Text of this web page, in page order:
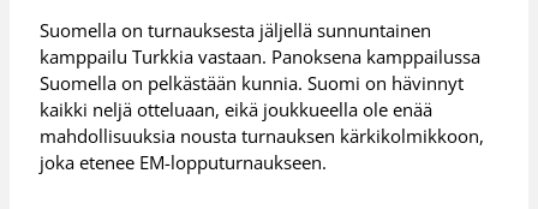
Suomella on turnauksesta jäljellä sunnuntainen
kamppailu Turkkia vastaan. Panoksena kamppailussa
Suomella on pelkästään kunnia. Suomi on hävinnyt
kaikki neljä otteluaan, eikä joukkueella ole enää
mahdollisuuksia nousta turnauksen kärkikolmikkoon,
joka etenee EM-lopputurnaukseen.